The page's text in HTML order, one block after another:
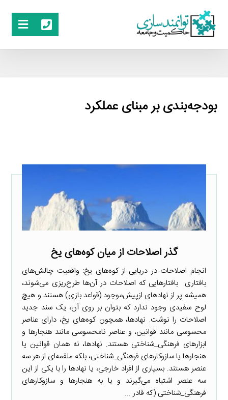
بودجه‌بندی بر مبنای عملکرد
گذر اصلاحات از میان کوه‌های یخ
انجام اصلاحات در دریایی از کوه‌های یخ: واقعیت چالش‌های
بافتاری بافتارهایی که اصلاحات در آن‌ها طرح‌ریزی می‌شوند،
همیشه پر از نهادهای ازپیش‌موجود (قواعد بازی) هستند و هیچ
لوح سفیدی وجود ندارد که بتوان بر روی آن، یک سند جدید
اصلاحات را نوشت. نهادها، همچون کوه‌های یخ، دارای عناصر
محسوسی مانند قوانین، و عناصر نامحسوسی مانند هنجارها و
ابزارهای فرهنگی_شناختی هستند. نهادها، نه همان قوانین یا
هنجارها یا سازوکارهای فرهنگی_شناختی، بلکه ملقمه‌ای از هر سه
عنصر هستند. بسیاری از افراد خارجی، یا نهادها را با یکی از این
سه عنصر اشتباه می‌گیرند و یا به هنجارها و سازوکارهای
فرهنگی_شناختی (که قادر ...